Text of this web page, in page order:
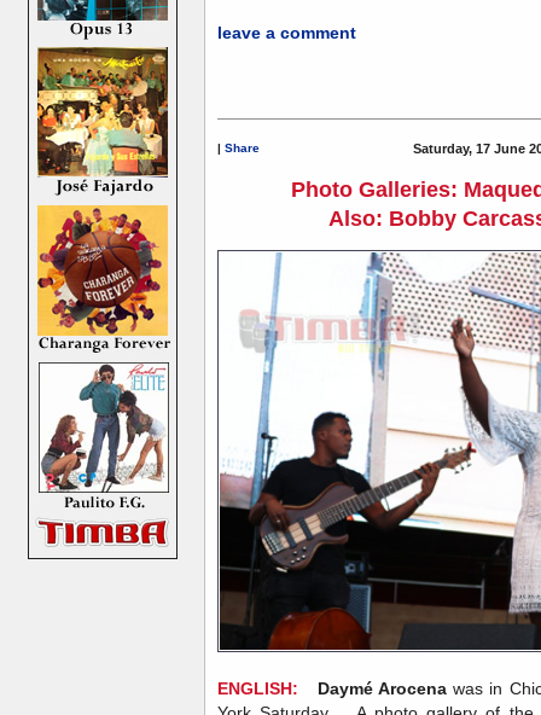
leave a comment
| Share Saturday, 17 June
Photo Galleries:
Also: Bobby
ENGLISH: Daymé Arocenawas in